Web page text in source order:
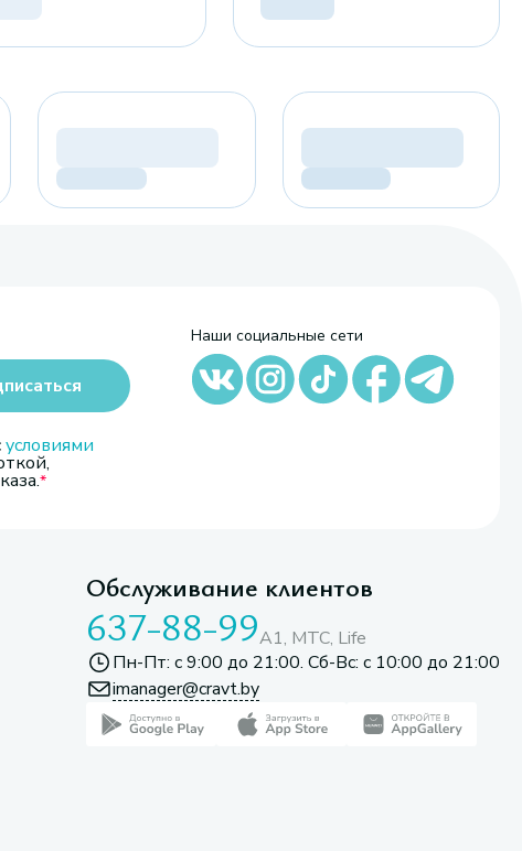
условиями
Наши социальные сети
Обслуживание клиентов
637-88-99A1, МТС, Life
Пн-Пт: с 9:00 до 21:00. Сб-Вс: с 10:00 до 21:00
imanager@cravt.by